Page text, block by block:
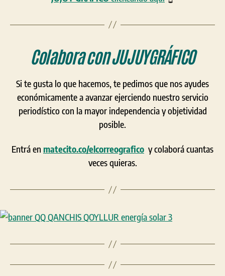
Colabora conJUJUYGRÁFICO
Si te gusta lo que hacemos, te pedimos que nos ayudes
económicamente a avanzar ejerciendo nuestro servicio
periodístico con la mayor independencia y objetividad
posible.
Entrá en matecito.co/elcorreografico y colaborá cuantas
veces quieras.